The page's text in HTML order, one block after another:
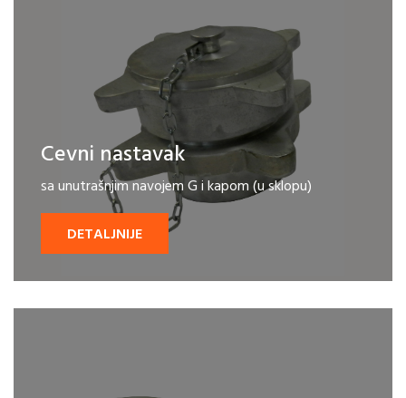
Cevni nastavak
sa unutrašnjim navojem G i kapom (u sklopu)
DETALJNIJE